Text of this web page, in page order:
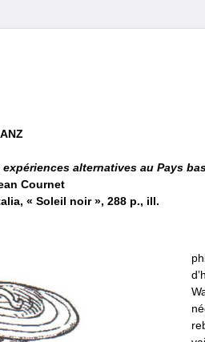
alternatives au Pays
Cournet
« Soleil noir », 288 p., ill.